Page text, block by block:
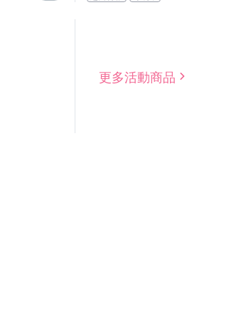
更多活動商品